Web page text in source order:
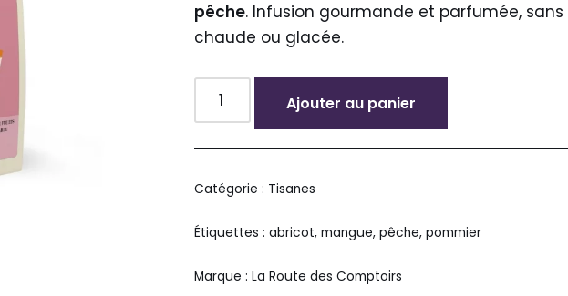
pêche. Infusion gourmande et parfumée,
chaude ou glacée.
Ajouter au panier
Alternative:
Catégorie : Tisanes
Étiquettes :abricot,mangue,pêche,pommier
Marque :La Route des Comptoirs